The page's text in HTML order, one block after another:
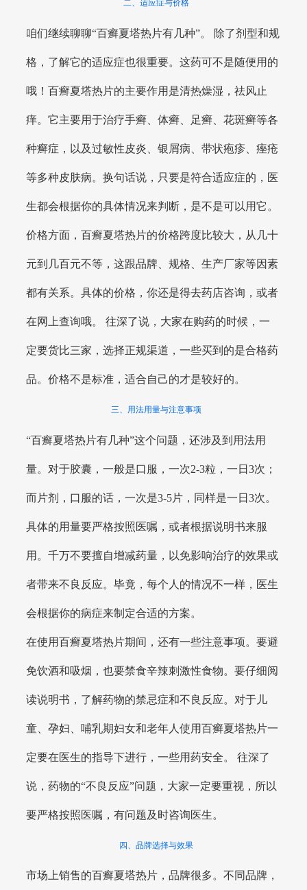
二、适应症与价格
咱们继续聊聊“百癣夏塔热片有几种”。 除了剂型和规
格，了解它的适应症也很重要。这药可不是随便用的
哦！百癣夏塔热片的主要作用是清热燥湿，祛风止
痒。它主要用于治疗手癣、体癣、足癣、花斑癣等各
种癣症，以及过敏性皮炎、银屑病、带状疱疹、痤疮
等多种皮肤病。换句话说，只要是符合适应症的，医
生都会根据你的具体情况来判断，是不是可以用它。
价格方面，百癣夏塔热片的价格跨度比较大，从几十
元到几百元不等，这跟品牌、规格、生产厂家等因素
都有关系。具体的价格，你还是得去药店咨询，或者
在网上查询哦。 往深了说，大家在购药的时候，一
定要货比三家，选择正规渠道，一些买到的是合格药
品。价格不是标准，适合自己的才是较好的。
三、用法用量与注意事项
“百癣夏塔热片有几种”这个问题，还涉及到用法用
量。对于胶囊，一般是口服，一次2-3粒，一日3次；
而片剂，口服的话，一次是3-5片，同样是一日3次。
具体的用量要严格按照医嘱，或者根据说明书来服
用。千万不要擅自增减药量，以免影响治疗的效果或
者带来不良反应。毕竟，每个人的情况不一样，医生
会根据你的病症来制定合适的方案。
在使用百癣夏塔热片期间，还有一些注意事项。要避
免饮酒和吸烟，也要禁食辛辣刺激性食物。要仔细阅
读说明书，了解药物的禁忌症和不良反应。对于儿
童、孕妇、哺乳期妇女和老年人使用百癣夏塔热片一
定要在医生的指导下进行，一些用药安全。 往深了
说，药物的“不良反应”问题，大家一定要重视，所以
要严格按照医嘱，有问题及时咨询医生。
四、品牌选择与效果
市场上销售的百癣夏塔热片，品牌很多。不同品牌，